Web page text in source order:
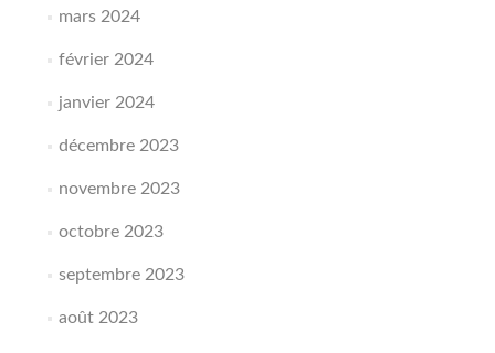
mars 2024
février 2024
janvier 2024
décembre 2023
novembre 2023
octobre 2023
septembre 2023
août 2023